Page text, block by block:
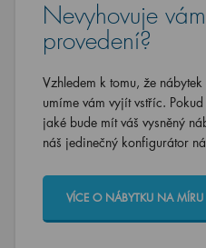
Nevyhovuje
provedení?
Vzhledem k tomu, že
umíme vám vyjít vstříc.
jaké bude mít váš vysněný
náš jedinečný konfigurátor
VÍCE O NÁBYTKU NA MÍRU